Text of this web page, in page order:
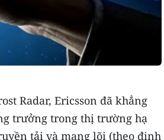
Radar, Ericsson đã khẳng
trưởng trong thị trường hạ
tải và mạng lõi (theo định